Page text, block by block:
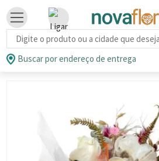
Busca de produtos
Buscar por endereço de entrega